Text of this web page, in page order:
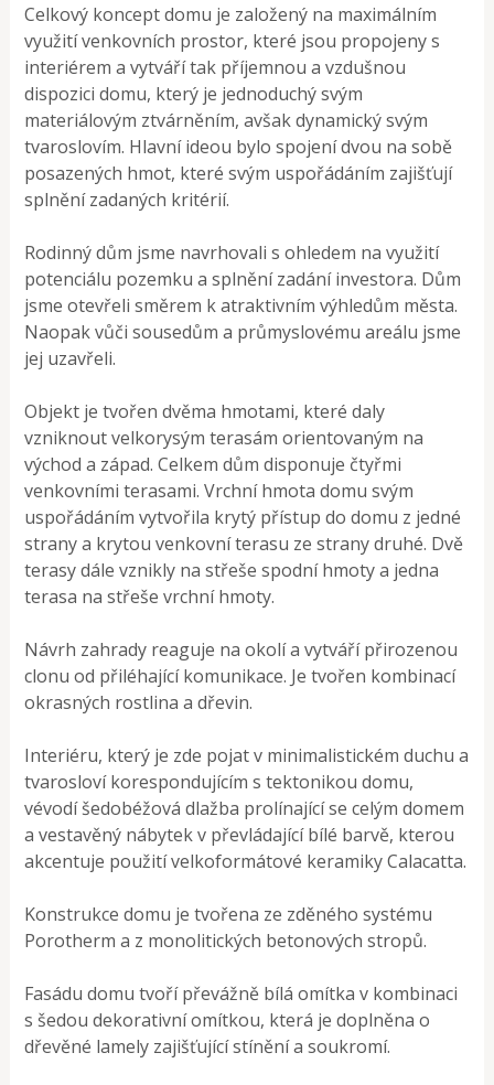
Celkový koncept domu je založený na maximálním
využití venkovních prostor, které jsou propojeny s
interiérem a vytváří tak příjemnou a vzdušnou
dispozici domu, který je jednoduchý svým
materiálovým ztvárněním, avšak dynamický svým
tvaroslovím. Hlavní ideou bylo spojení dvou na sobě
posazených hmot, které svým uspořádáním zajišťují
splnění zadaných kritérií.
Rodinný dům jsme navrhovali s ohledem na využití
potenciálu pozemku a splnění zadání investora. Dům
jsme otevřeli směrem k atraktivním výhledům města.
Naopak vůči sousedům a průmyslovému areálu jsme
jej uzavřeli.
Objekt je tvořen dvěma hmotami, které daly
vzniknout velkorysým terasám orientovaným na
východ a západ. Celkem dům disponuje čtyřmi
venkovními terasami. Vrchní hmota domu svým
uspořádáním vytvořila krytý přístup do domu z jedné
strany a krytou venkovní terasu ze strany druhé. Dvě
terasy dále vznikly na střeše spodní hmoty a jedna
terasa na střeše vrchní hmoty.
Návrh zahrady reaguje na okolí a vytváří přirozenou
clonu od přiléhající komunikace. Je tvořen kombinací
okrasných rostlina a dřevin.
Interiéru, který je zde pojat v minimalistickém duchu a
tvarosloví korespondujícím s tektonikou domu,
vévodí šedobéžová dlažba prolínající se celým domem
a vestavěný nábytek v převládající bílé barvě, kterou
akcentuje použití velkoformátové keramiky Calacatta.
Konstrukce domu je tvořena ze zděného systému
Porotherm a z monolitických betonových stropů.
Fasádu domu tvoří převážně bílá omítka v kombinaci
s šedou dekorativní omítkou, která je doplněna o
dřevěné lamely zajišťující stínění a soukromí.